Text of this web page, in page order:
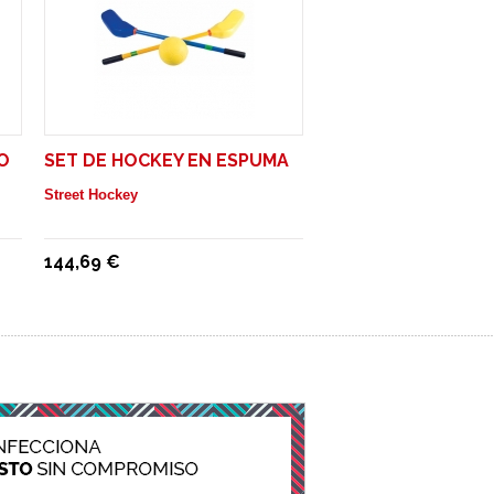
SET DE HOCKEY EN ESPUMA
Street Hockey
144,69 €